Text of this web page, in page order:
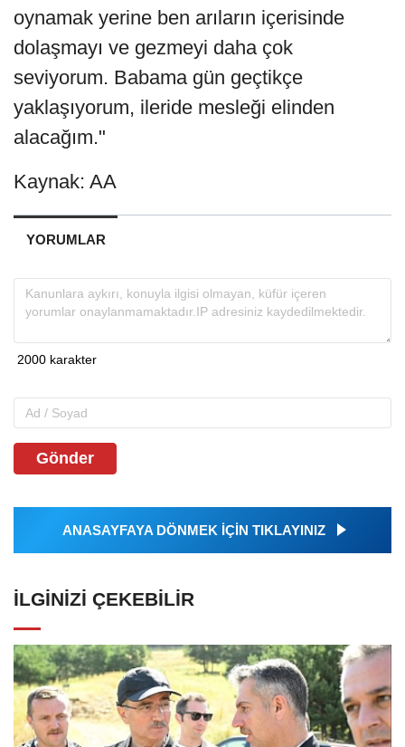
oynamak yerine ben arıların içerisinde
dolaşmayı ve gezmeyi daha çok
seviyorum. Babama gün geçtikçe
yaklaşıyorum, ileride mesleği elinden
alacağım."
Kaynak: AA
YORUMLAR
Gönder
ANASAYFAYA DÖNMEK İÇİN TIKLAYINIZ
İLGINIZI ÇEKEBILIR